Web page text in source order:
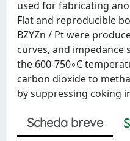
used for fabricating
Flat and reproducible
BZYZn / Pt were
curves, and impedance
the 600-750◦C
carbon dioxide to
by suppressing coking
Scheda breve